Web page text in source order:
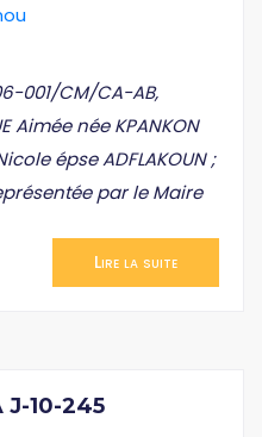
001/CM/CA-AB,
Aimée née KPANKON
épse ADFLAKOUN ;
par le Maire
Lire la suite
J-10-245